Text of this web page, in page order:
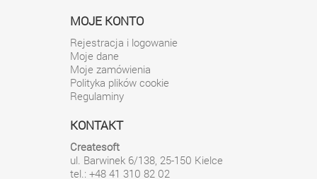
MOJE KONTO
Rejestracja i logowanie
Moje dane
Moje zamówienia
Polityka plików cookie
Regulaminy
KONTAKT
Createsoft
ul. Barwinek 6/138, 25-150 Kielce
tel.: +48 41 310 82 02